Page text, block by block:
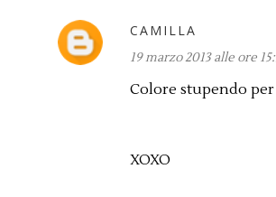
CAMILLA
19 marzo 2013 alle ore
Colore stupendo
XOXO